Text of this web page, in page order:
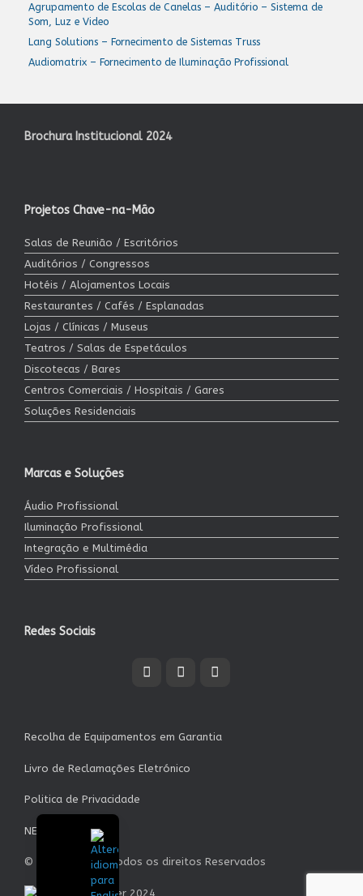
Agrupamento de Escolas de Canelas – Auditório – Sistema de
Som, Luz e Video
Lang Solutions – Fornecimento de Sistemas Truss
Audiomatrix – Fornecimento de Iluminação Profissional
Brochura Institucional 2024
Projetos Chave-na-Mão
Salas de Reunião / Escritórios
Auditórios / Congressos
Hotéis / Alojamentos Locais
Restaurantes / Cafés / Esplanadas
Lojas / Clínicas / Museus
Teatros / Salas de Espetáculos
Discotecas / Bares
Centros Comerciais / Hospitais / Gares
Soluções Residenciais
Marcas e Soluções
Áudio Profissional
Iluminação Profissional
Integração e Multimédia
Vídeo Profissional
Redes Sociais
Recolha de Equipamentos em Garantia
Livro de Reclamações Eletrónico
Politica de Privacidade
NEWSLETTER
© Garrett S.A. - Todos os direitos Reservados